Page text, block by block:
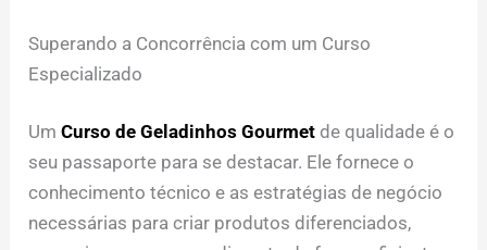
Superando a Concorrência com um Curso
Especializado
UmCurso de Geladinhos Gourmet de qualidade é o
seu passaporte para se destacar. Ele fornece o
conhecimento técnico e as estratégias de negócio
necessárias para criar produtos diferenciados,